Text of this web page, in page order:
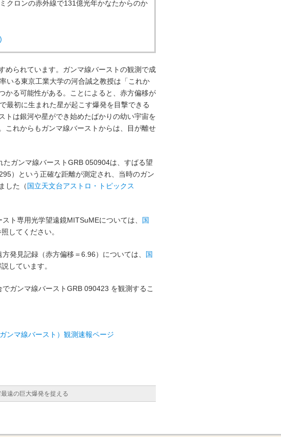
クロンの赤外線で131億光年かなたからのか
められています。ガンマ線バーストの観測で成
いる東京工業大学の河合誠之教授は「これか
かる可能性がある。ことによると、赤方偏移が
最初に生まれた星が起こす爆発を目撃できる
トは銀河や星ができ始めたばかりの幼い宇宙を
これからもガンマ線バーストからは、目が離せ
ガンマ線バーストGRB 050904は、すばる望
）という正確な距離が測定され、当時のガン
した（国立天文台アストロ・トピックス
ト専用光学望遠鏡MITSuMEについては、 国
してください。
発見記録（赤方偏移＝6.96）については、 国
しています。
ガンマ線バーストGRB 090423 を観測するこ
ンマ線バースト）観測速報ページ
遠の巨大爆発を捉える